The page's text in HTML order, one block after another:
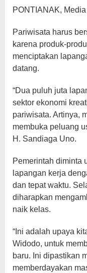
PONTIANAK,
Pariwisata harus
karena produk-
menciptakan
datang.
“Dua puluh juta
sektor ekonomi
pariwisata. Artinya,
membuka peluang
H. Sandiaga Uno.
Pemerintah diminta
lapangan kerja
dan tepat waktu.
diharapkan
naik kelas.
“Ini adalah upaya
Widodo, untuk
baru. Ini dipastikan
memberdayakan